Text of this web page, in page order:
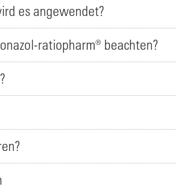
es angewendet?
ratiopharm® beachten?